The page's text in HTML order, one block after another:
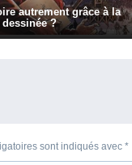
autrement grâce à la
dessinée ?
sont indiqués avec *